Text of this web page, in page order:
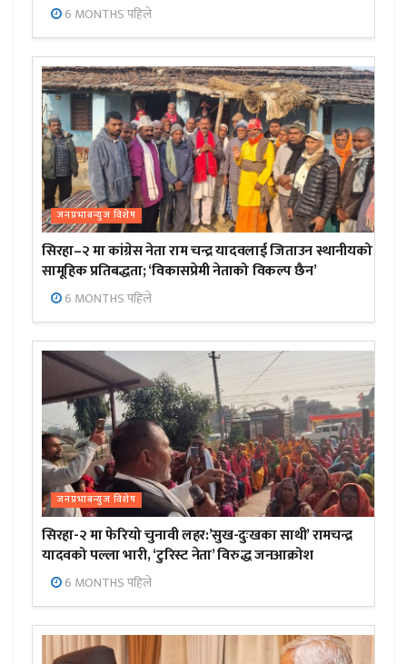
6 MONTHS पहिले
जनप्रभाबन्युज विशेष
सिरहा–२ मा कांग्रेस नेता राम चन्द्र यादवलाई जिताउन स्थानीयको
सामूहिक प्रतिबद्धता; ‘विकासप्रेमी नेताको विकल्प छैन’
6 MONTHS पहिले
जनप्रभाबन्युज विशेष
सिरहा-२ मा फेरियो चुनावी लहर:’सुख-दुःखका साथी’ रामचन्द्र
यादवको पल्ला भारी, ‘टुरिस्ट नेता’ विरुद्ध जनआक्रोश
6 MONTHS पहिले